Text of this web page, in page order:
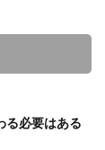
る必要はある